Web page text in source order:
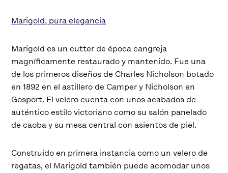
Marigold, pura elegancia
Marigold es un cutter de época cangreja
magníficamente restaurado y mantenido. Fue una
de los primeros diseños de Charles Nicholson botado
en 1892 en el astillero de Camper y Nicholson en
Gosport. El velero cuenta con unos acabados de
auténtico estilo victoriano como su salón panelado
de caoba y su mesa central con asientos de piel.
Construido en primera instancia como un velero de
regatas, el Marigold también puede acomodar unos